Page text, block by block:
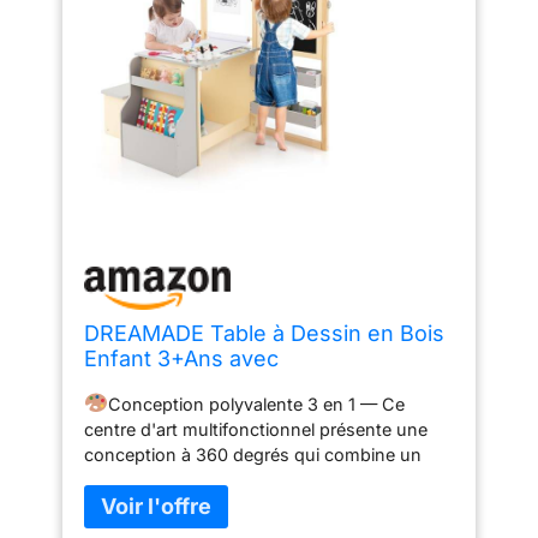
DREAMADE Table à Dessin en Bois
Enfant 3+Ans avec
Double Face avec Table
d’Art&Bibliothèque&Porte-Rouleau
de Papier&Marqueur (Gris, avec
Chevalet)
Conception polyvalente 3 en 1 — Ce
centre d'art multifonctionnel présente une
conception à 360 degrés qui combine un
banc et une étagère.
réglable — Le chevalet double face (tableau